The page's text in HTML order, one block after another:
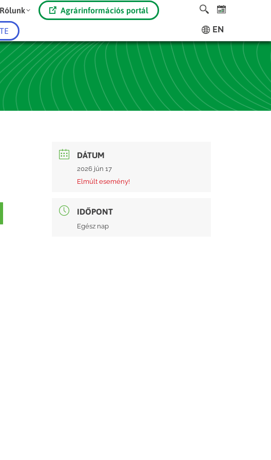
Rólunk Agrárinformációs portál
EN
DÁTUM
2026 jún 17
Elmúlt esemény!
IDŐPONT
Egész nap